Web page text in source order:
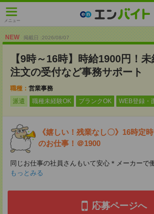
メニュー
NEW 掲載日 :2026/08/07
【9時～16時】時給1900円！
注文の受付など事務サポート
職種： 営業事務
派遣
職種未経験OK ブランクOK WEB登録・
《嬉しい！残業なし〇》16時定
のお仕事！＠1900
同じお仕事の社員さんもいて安心＊メーカーで
もっとみる
応募ページへ